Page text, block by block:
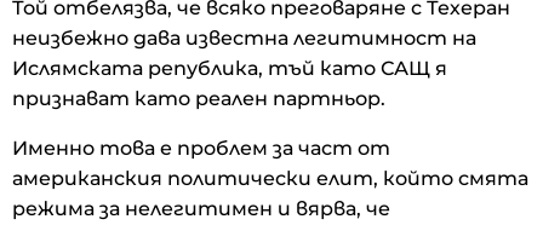
Той отбелязва, че всяко преговаряне с Техеран
неизбежно дава известна легитимност на
Ислямската република, тъй като САЩ я
признават като реален партньор.
Именно това е проблем за част от
американския политически елит, който смята
режима за нелегитимен и вярва, че